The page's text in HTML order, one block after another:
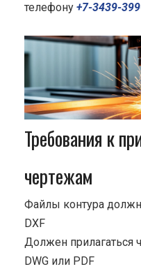
телефону +7-3439-
Требования к
чертежам
Файлы контура
DXF
Должен прилагаться
DWG или PDF